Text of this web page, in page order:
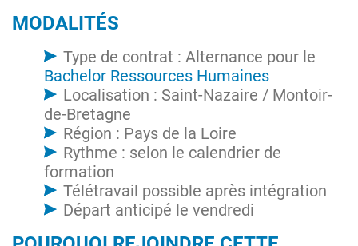
MODALITÉS
Type de contrat : Alternance pour le
Bachelor Ressources Humaines
Localisation : Saint-Nazaire / Montoir-
de-Bretagne
Région : Pays de la Loire
Rythme : selon le calendrier de
formation
Télétravail possible après intégration
Départ anticipé le vendredi